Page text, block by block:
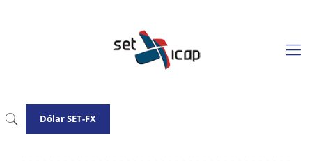
Dólar SET-FX